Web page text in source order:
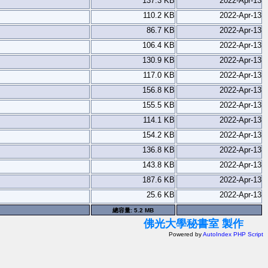
110.2 KB
2022-Apr-13
86.7 KB
2022-Apr-13
106.4 KB
2022-Apr-13
130.9 KB
2022-Apr-13
117.0 KB
2022-Apr-13
156.8 KB
2022-Apr-13
155.5 KB
2022-Apr-13
114.1 KB
2022-Apr-13
154.2 KB
2022-Apr-13
136.8 KB
2022-Apr-13
143.8 KB
2022-Apr-13
187.6 KB
2022-Apr-13
25.6 KB 2022-Apr-13
總容量: 5.2 MB
佛光大學秘書室 製作
Powered byAutoIndex PHP Script